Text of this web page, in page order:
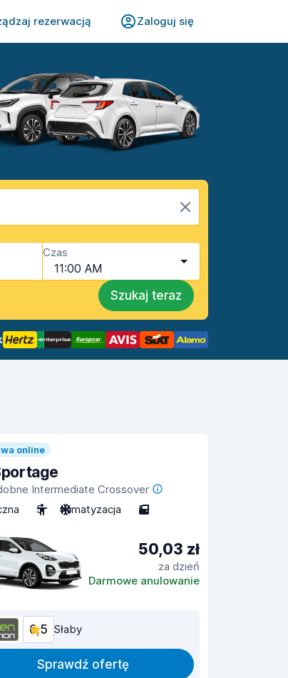
rezerwacją Zaloguj się
Czas
11:00 AM
Szukaj teraz
online
Intermediate Crossover
5 Klimatyzacja 5
50,03 zł
za dzień
Darmowe anulowanie
6,5 Słaby
Sprawdź ofertę